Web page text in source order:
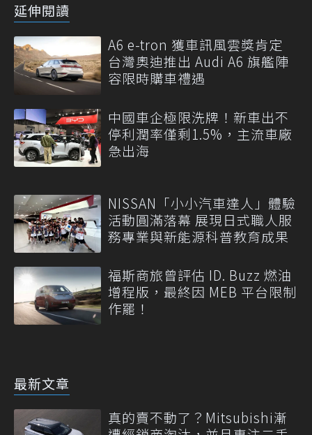
延伸閱讀
A6 e-tron 獲車訊風雲獎肯定
台灣奧迪推出 Audi A6 旗艦陣
容限時購車禮遇
中國車企極限洗牌！新車出不
停利潤率僅剩1.5%，主流車廠
急出海
NISSAN「小小汽車達人」體驗
活動圓滿落幕 展現日式職人服
務專業與新能源科普教育成果
福斯商旅曾評估 ID. Buzz 燃油
增程版，最終因 MEB 平台限制
作罷！
最新文章
真的賣不動了？Mitsubishi漸